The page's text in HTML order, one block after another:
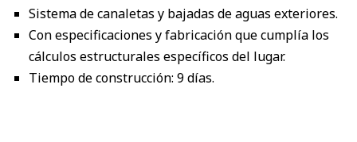
Sistema de canaletas y bajadas de aguas exteriores.
Con especificaciones y fabricación que cumplía los
cálculos estructurales específicos del lugar.
Tiempo de construcción: 9 días.